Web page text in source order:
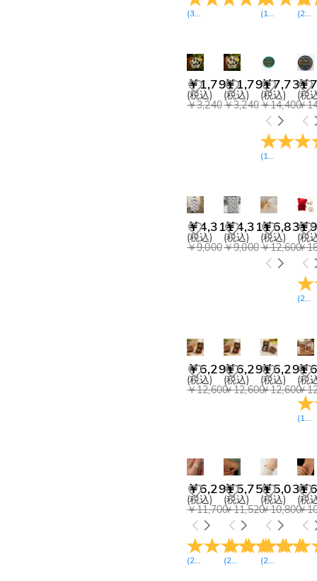
(34 レビュー (11 レビュー)
(24
￥1,791
(税込)
￥3,240
￥1,791
(税込)
￥3,240
￥7,731
(税込)
￥14,400
(17 レビュー
￥
(税
￥
￥4,311
(税込)
￥9,000
￥4,311
(税込)
￥9,000
￥6,831
(税込)
￥12,600
￥
(税
￥
(25
￥6,291
(税込)
￥12,600
￥6,291
(税込)
￥12,600
￥6,291
(税込)
￥12,600
￥
(税
￥
(11
￥6,291
(税込)
￥11,700
(24 レビュー)
￥5,751
(税込)
￥11,520
(22 レビュー)
￥5,031
(税込)
￥10,800
(23 レビュー
￥
(税
￥